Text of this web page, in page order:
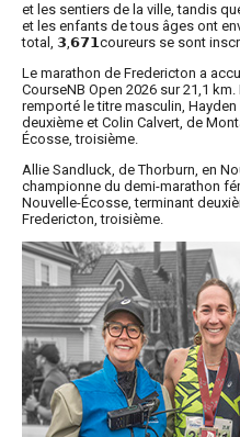
et les sentiers de la ville, tandis
et les enfants de tous âges ont
total, 𝟯,𝟲𝟳𝟭coureurs se sont
Le marathon de Fredericton a
CourseNB Open 2026 sur 21,1
remporté le titre masculin,
deuxième et Colin Calvert, de
Écosse, troisième.
Allie Sandluck, de Thorburn, en
championne du demi-marathon
Nouvelle-Écosse, terminant
Fredericton, troisième.